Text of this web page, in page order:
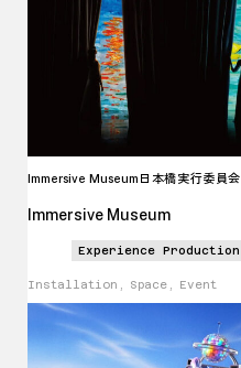
Immersive Museum 日本橋実行委員会
Immersive Museum
Experience Production
Installation, Space, Event